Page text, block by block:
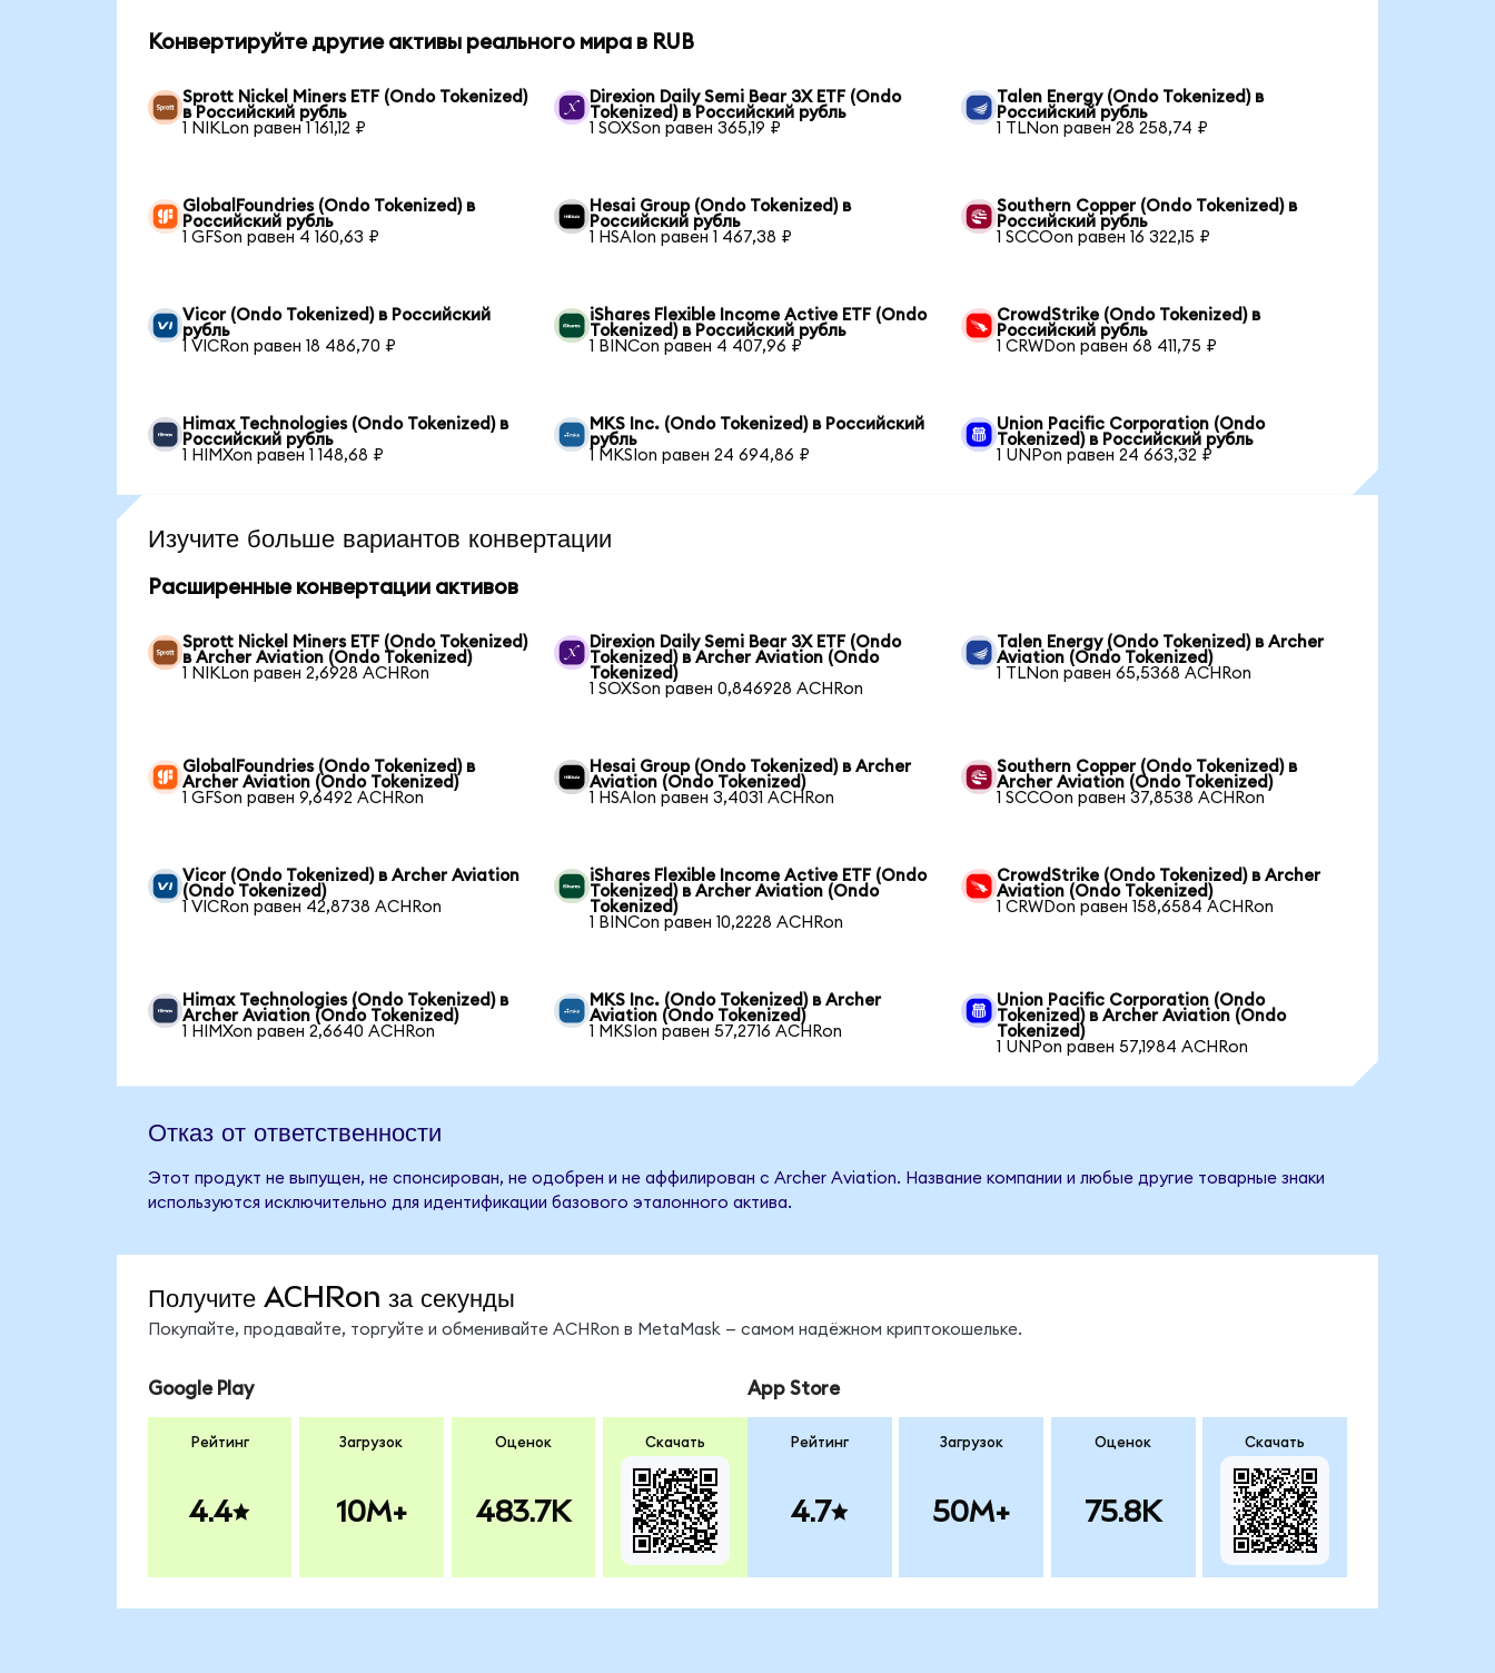
Конвертируйте другие активы реального мира в RUB
Sprott Nickel Miners ETF (Ondo Tokenized)
в Российский рубль
1 NIKLon равен 1 161,12 ₽
Direxion Daily Semi Bear 3X ETF (Ondo
Tokenized) в Российский рубль
1 SOXSon равен 365,19 ₽
Talen Energy (Ondo Tokenized) в
Российский рубль
1 TLNon равен 28 258,74 ₽
GlobalFoundries (Ondo Tokenized) в
Российский рубль
1 GFSon равен 4 160,63 ₽
Hesai Group (Ondo Tokenized) в
Российский рубль
1 HSAIon равен 1 467,38 ₽
Southern Copper (Ondo Tokenized) в
Российский рубль
1 SCCOon равен 16 322,15 ₽
Vicor (Ondo Tokenized) в Российский
рубль
1 VICRon равен 18 486,70 ₽
iShares Flexible Income Active ETF (Ondo
Tokenized) в Российский рубль
1 BINCon равен 4 407,96 ₽
CrowdStrike (Ondo Tokenized) в
Российский рубль
1 CRWDon равен 68 411,75 ₽
Himax Technologies (Ondo Tokenized) в
Российский рубль
1 HIMXon равен 1 148,68 ₽
MKS Inc. (Ondo Tokenized) в Российский
рубль
1 MKSIon равен 24 694,86 ₽
Union Pacific Corporation (Ondo
Tokenized) в Российский рубль
1 UNPon равен 24 663,32 ₽
Изучите больше вариантов конвертации
Расширенные конвертации активов
Sprott Nickel Miners ETF (Ondo Tokenized)
в Archer Aviation (Ondo Tokenized)
1 NIKLon равен 2,6928 ACHRon
Direxion Daily Semi Bear 3X ETF (Ondo
Tokenized) в Archer Aviation (Ondo
Tokenized)
1 SOXSon равен 0,846928 ACHRon
Talen Energy (Ondo Tokenized) в Archer
Aviation (Ondo Tokenized)
1 TLNon равен 65,5368 ACHRon
GlobalFoundries (Ondo Tokenized) в
Archer Aviation (Ondo Tokenized)
1 GFSon равен 9,6492 ACHRon
Hesai Group (Ondo Tokenized) в Archer
Aviation (Ondo Tokenized)
1 HSAIon равен 3,4031 ACHRon
Southern Copper (Ondo Tokenized) в
Archer Aviation (Ondo Tokenized)
1 SCCOon равен 37,8538 ACHRon
Vicor (Ondo Tokenized) в Archer Aviation
(Ondo Tokenized)
1 VICRon равен 42,8738 ACHRon
iShares Flexible Income Active ETF (Ondo
Tokenized) в Archer Aviation (Ondo
Tokenized)
1 BINCon равен 10,2228 ACHRon
CrowdStrike (Ondo Tokenized) в Archer
Aviation (Ondo Tokenized)
1 CRWDon равен 158,6584 ACHRon
Himax Technologies (Ondo Tokenized) в
Archer Aviation (Ondo Tokenized)
1 HIMXon равен 2,6640 ACHRon
MKS Inc. (Ondo Tokenized) в Archer
Aviation (Ondo Tokenized)
1 MKSIon равен 57,2716 ACHRon
Union Pacific Corporation (Ondo
Tokenized) в Archer Aviation (Ondo
Tokenized)
1 UNPon равен 57,1984 ACHRon
Отказ от ответственности
Этот продукт не выпущен, не спонсирован, не одобрен и не аффилирован с Archer Aviation. Название компании и любые другие товарные знаки
используются исключительно для идентификации базового эталонного актива.
Получите ACHRon за секунды
Покупайте, продавайте, торгуйте и обменивайте ACHRon в MetaMask — самом надёжном криптокошельке.
Google Play
Рейтинг
4.4
Загрузок
10M+
Оценок
483.7K
Скачать
App Store
Рейтинг
4.7
Загрузок
50M+
Оценок
75.8K
Скачать